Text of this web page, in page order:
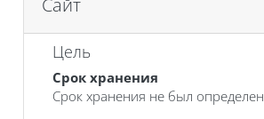
Сайт
Цель
Срок хранения
Срок хранения не был определен